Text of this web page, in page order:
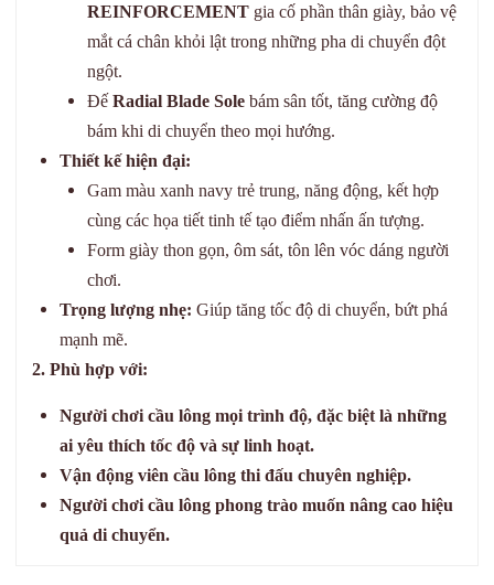
REINFORCEMENT gia cố phần thân giày, bảo vệ
mắt cá chân khỏi lật trong những pha di chuyển đột
ngột.
Đế Radial Blade Sole bám sân tốt, tăng cường độ
bám khi di chuyển theo mọi hướng.
Thiết kế hiện đại:
Gam màu xanh navy trẻ trung, năng động, kết hợp
cùng các họa tiết tinh tế tạo điểm nhấn ấn tượng.
Form giày thon gọn, ôm sát, tôn lên vóc dáng người
chơi.
Trọng lượng nhẹ: Giúp tăng tốc độ di chuyển, bứt phá
mạnh mẽ.
2. Phù hợp với:
Người chơi cầu lông mọi trình độ, đặc biệt là những
ai yêu thích tốc độ và sự linh hoạt.
Vận động viên cầu lông thi đấu chuyên nghiệp.
Người chơi cầu lông phong trào muốn nâng cao hiệu
quả di chuyển.